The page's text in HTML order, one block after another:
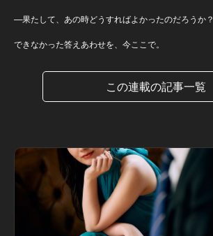
—果たして、あの時どうすればよかったのだろうか？
できなかった答えあわせを、今ここで。
この連載の記事一覧